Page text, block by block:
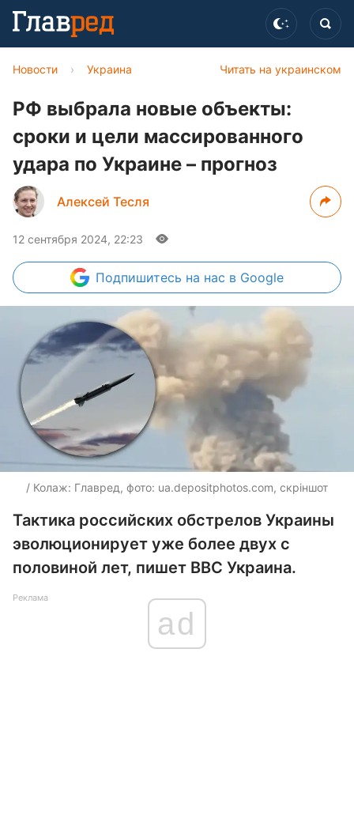
Читать на украинском
Новости › Украина
РФ выбрала новые объекты:
сроки и цели массированного
удара по Украине – прогноз
Алексей Тесля
12 сентября 2024, 22:23
Подпишитесь на нас в Google
/ Колаж: Главред, фото: ua.depositphotos.com, скріншот
Тактика российских обстрелов Украины
эволюционирует уже более двух с
половиной лет, пишет ВВС Украина.
Реклама
ad